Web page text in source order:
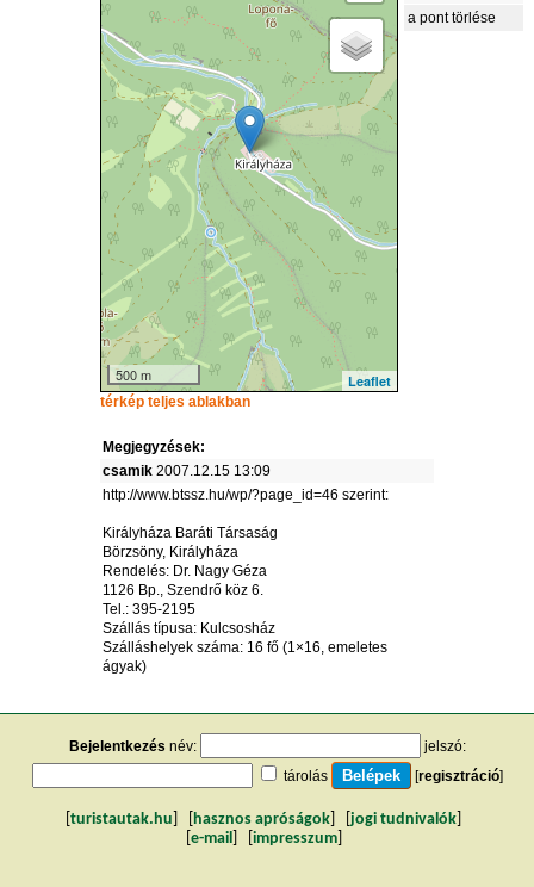
500 m Leaflet
térkép teljes ablakban
a pont törlése
Megjegyzések:
csamik 2007.12.15 13:09
http://www.btssz.hu/wp/?page_id=46 szerint:
Királyháza Baráti Társaság
Börzsöny, Királyháza
Rendelés: Dr. Nagy Géza
1126 Bp., Szendrő köz 6.
Tel.: 395-2195
Szállás típusa: Kulcsosház
Szálláshelyek száma: 16 fő (1×16, emeletes
ágyak)
Bejelentkezés név:
jelszó:
tárolás
[regisztráció]
turistautak.hu hasznos apróságok jogi tudnivalók
e-mail impresszum]